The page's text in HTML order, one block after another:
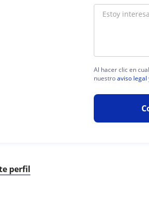
Al hacer clic en
nuestroaviso legal
perfil